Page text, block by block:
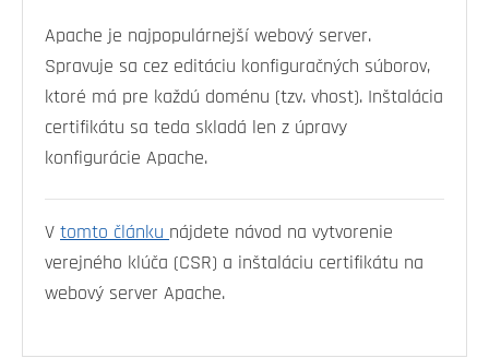
Apache je najpopulárnejší webový server.
Spravuje sa cez editáciu konfiguračných súborov,
ktoré má pre každú doménu (tzv. vhost). Inštalácia
certifikátu sa teda skladá len z úpravy
konfigurácie Apache.
V tomto článku nájdete návod na vytvorenie
verejného klúča (CSR) a inštaláciu certifikátu na
webový server Apache.